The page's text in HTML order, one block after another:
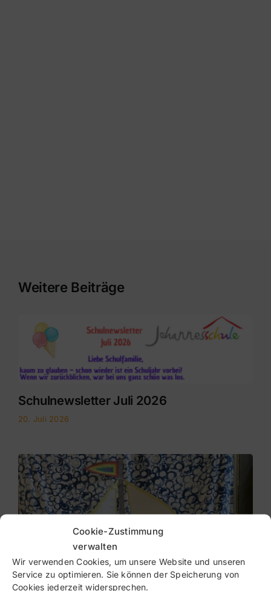
Cookie-Zustimmung
verwalten
Wir verwenden Cookies, um unsere Website und unseren
Service zu optimieren. Sie können der Speicherung von
Cookies jederzeit widersprechen.
Weitere Beiträge
Schulnewsletter Juli 2026
20. Juli 2026